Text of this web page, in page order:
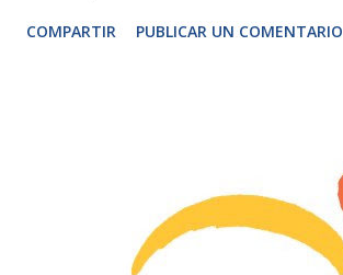
COMPARTIR PUBLICAR UN COMENTARIO